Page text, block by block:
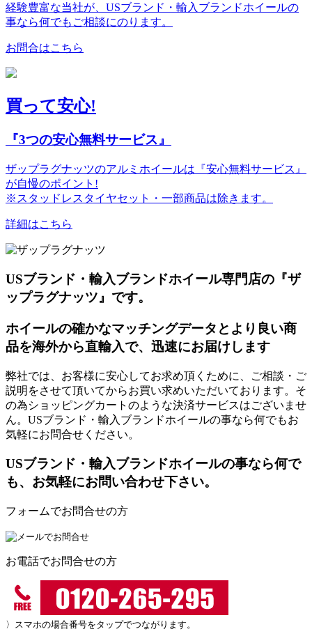
経験豊富な当社が、USブランド・輸入ブランドホイールの
事なら何でもご相談にのります。
お問合はこちら
買って安心!
『3つの安心無料サービス』
ザップラグナッツのアルミホイールは『安心無料サービス』
が自慢のポイント!
※スタッドレスタイヤセット・一部商品は除きます。
詳細はこちら
USブランド・輸入ブランドホイール専門店の『ザ
ップラグナッツ』です。
ホイールの確かなマッチングデータとより良い商
品を海外から直輸入で、迅速にお届けします
弊社では、お客様に安心してお求め頂くために、ご相談・ご
説明をさせて頂いてからお買い求めいただいております。そ
の為ショッピングカートのような決済サービスはございませ
ん。USブランド・輸入ブランドホイールの事なら何でもお
気軽にお問合せください。
USブランド・輸入ブランドホイールの事なら何で
も、お気軽にお問い合わせ下さい。
フォームでお問合せの方
お電話でお問合せの方
〉スマホの場合番号をタップでつながります。